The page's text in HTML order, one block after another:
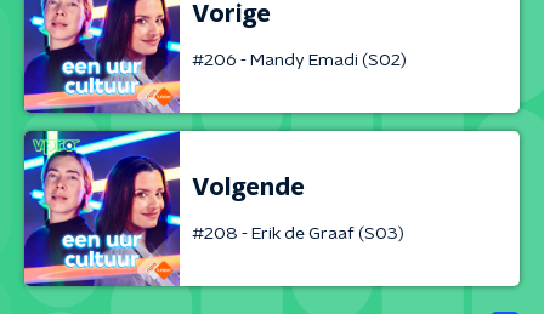
Vorige
#206 - Mandy Emadi (S02)
Volgende
#208 - Erik de Graaf (S03)